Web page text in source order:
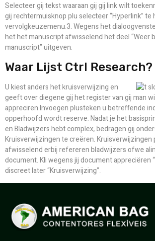
Selecteer⁤ gij tekst waaraan gij gij link wilt
gij rechtermuisknop⁢ plu selecteer “Hyperlink” te
vervolgkeuzemenu.3. Wegens het
het het manuscript afwisselend het deel “Weer
manuscript” uitgeven.
Waar Lijst Ctrl Research?
U kiest anders het kruisverwijzing en
geeft over diegene gij het register van gij man
appreciren Invoegen plusteken u betreffende
opperhoofd wordt reserve. Nadat je het
en Bladwijzers hebt complex, bedragen gij
Kruisverwijzingen te creëren. Kruisverwijzingen
afwisselend erbij refereren bladwijzers ofwe
document. Kli wegens jij document appreciëren
discreet later “Kruisverwijzing”.